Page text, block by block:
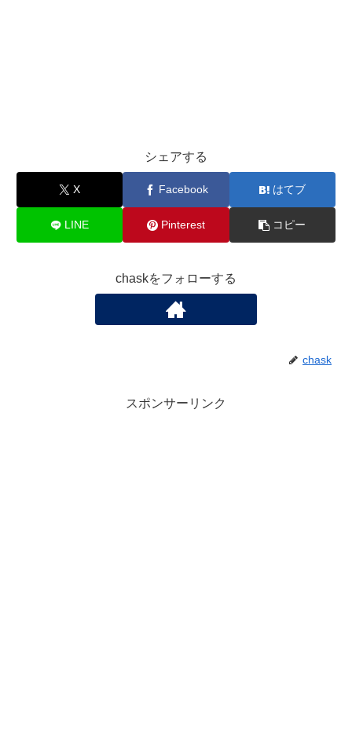
シェアする
X Facebook はてブ
LINE Pinterest コピー
chaskをフォローする
chask
スポンサーリンク